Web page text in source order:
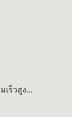
เร็วสูง...